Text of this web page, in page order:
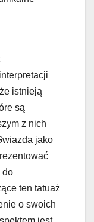
istnieją
są
z nich
jako
do
ten tatuaż
o swoich